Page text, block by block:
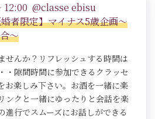
12:00 @classe ebisu
者限定】マイナス5歳企画～
～
せんか？リフレッシュする時間は
・隙間時間に参加できるクラッセ
お楽しみ下さい。お酒を一緒に楽
ンクと一緒にゆったりと会話を楽
行でスムーズにお話しができる